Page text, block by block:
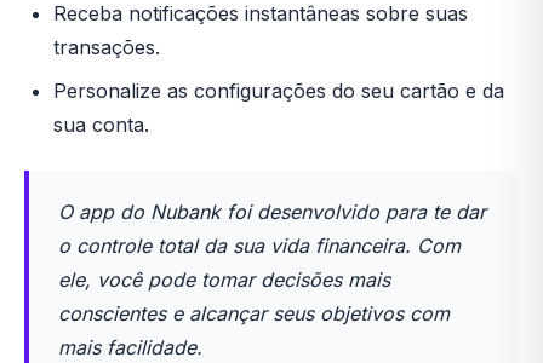
Receba notificações instantâneas sobre suas
transações.
Personalize as configurações do seu cartão e da
sua conta.
O app do Nubank foi desenvolvido para te dar
o controle total da sua vida financeira. Com
ele, você pode tomar decisões mais
conscientes e alcançar seus objetivos com
mais facilidade.